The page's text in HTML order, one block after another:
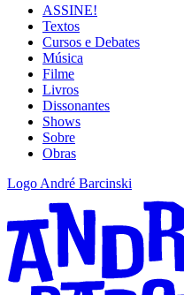
ASSINE!
Textos
Cursos e Debates
Música
Filme
Livros
Dissonantes
Shows
Sobre
Obras
Logo André Barcinski